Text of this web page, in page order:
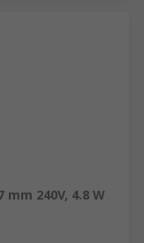
240V, 4.8 W